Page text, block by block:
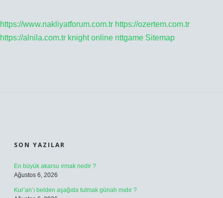
https://www.nakliyatforum.com.tr https://ozertem.com.tr
https://alnila.com.tr knight online nttgame Sitemap
SON YAZILAR
En büyük akarsu ırmak nedir ?
Ağustos 6, 2026
Kur’an’ı belden aşağıda tutmak günah mıdır ?